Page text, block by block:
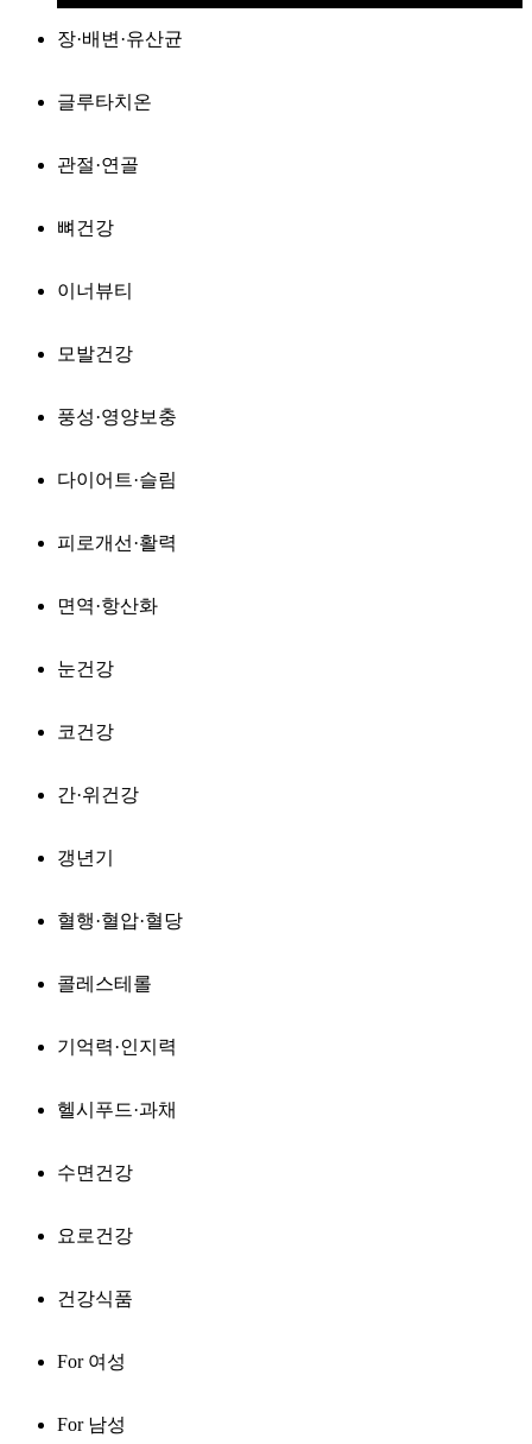
장·배변·유산균
글루타치온
관절·연골
뼈건강
이너뷰티
모발건강
풍성·영양보충
다이어트·슬림
피로개선·활력
면역·항산화
눈건강
코건강
간·위건강
갱년기
혈행·혈압·혈당
콜레스테롤
기억력·인지력
헬시푸드·과채
수면건강
요로건강
건강식품
For 여성
For 남성